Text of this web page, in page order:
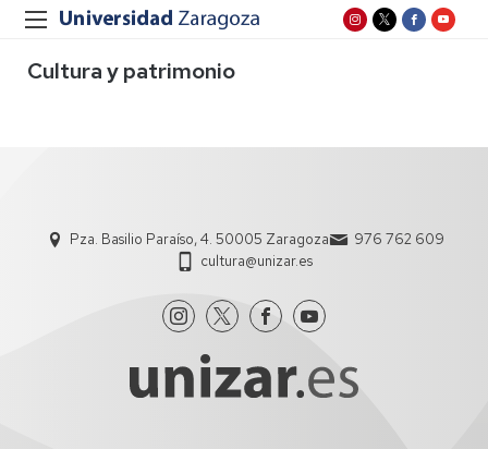
Cultura y patrimonio
Pza. Basilio Paraíso, 4. 50005 Zaragoza
976 762 609
cultura@unizar.es